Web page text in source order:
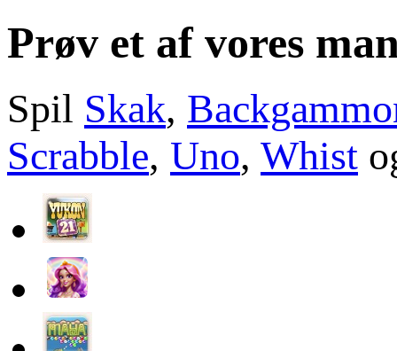
Prøv et af vores
Spil Skak,
Scrabble, Uno, Whist